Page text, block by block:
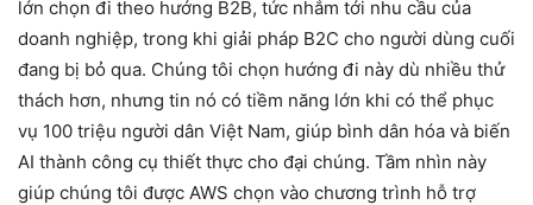
lớn chọn đi theo hướng B2B, tức nhắm tới nhu cầu của
doanh nghiệp, trong khi giải pháp B2C cho người dùng cuối
đang bị bỏ qua. Chúng tôi chọn hướng đi này dù nhiều thử
thách hơn, nhưng tin nó có tiềm năng lớn khi có thể phục
vụ 100 triệu người dân Việt Nam, giúp bình dân hóa và biến
AI thành công cụ thiết thực cho đại chúng. Tầm nhìn này
giúp chúng tôi được AWS chọn vào chương trình hỗ trợ